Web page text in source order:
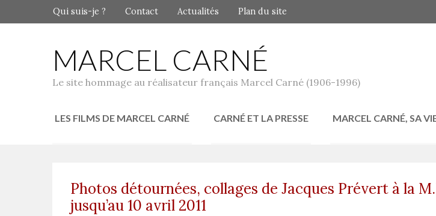
Qui suis-je ? Contact Actualités Plan du site
MARCEL CARNÉ
Le site hommage au réalisateur français Marcel Carné (1906-1996)
LES FILMS DE MARCEL CARNÉ CARNÉ ET LA PRESSE MARCEL CARNÉ, SA
Photos détournées, collages de Jacques Prévert à la
jusqu’au 10 avril 2011